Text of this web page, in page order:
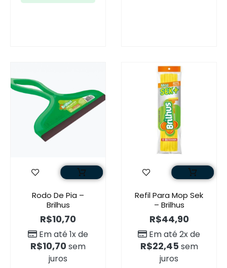
Rodo De Pia –
Brilhus
R$10,70
Em até 1x de
R$10,70 sem
juros
Refil Para Mop Sek
– Brilhus
R$44,90
Em até 2x de
R$22,45 sem
juros